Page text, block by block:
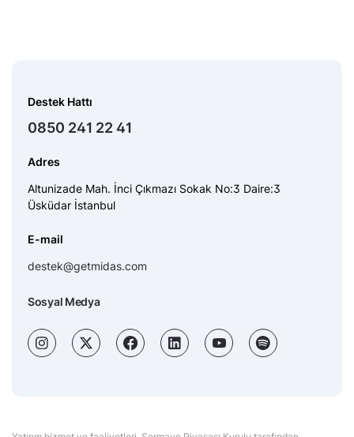
Destek Hattı
0850 241 22 41
Adres
Altunizade Mah. İnci Çıkmazı Sokak No:3 Daire:3
Üsküdar İstanbul
E-mail
destek@getmidas.com
Sosyal Medya